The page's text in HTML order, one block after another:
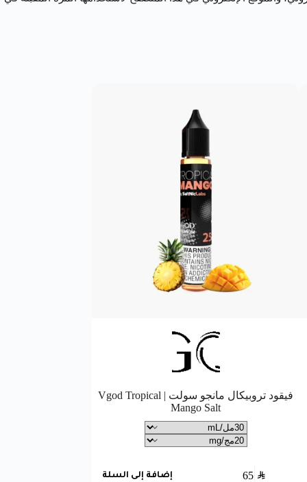
فيقود تروبيكال مانجو سولت | Vgod Tropical
Mango Salt
65 SAR إضافة إلى السلة